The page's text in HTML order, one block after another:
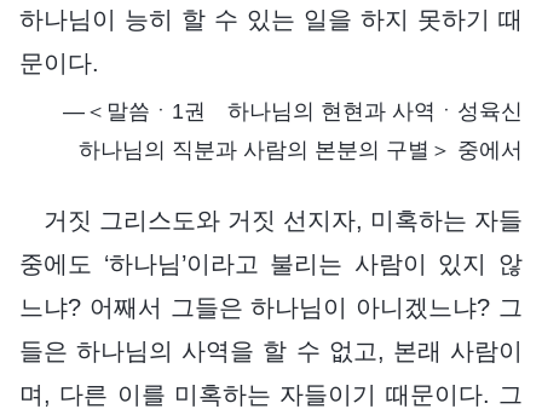
하나님이 능히 할 수 있는 일을 하지 못하기 때
문이다.
―＜말씀ㆍ1권 하나님의 현현과 사역ㆍ성육신
하나님의 직분과 사람의 본분의 구별＞ 중에서
거짓 그리스도와 거짓 선지자, 미혹하는 자들
중에도 ‘하나님’이라고 불리는 사람이 있지 않
느냐? 어째서 그들은 하나님이 아니겠느냐? 그
들은 하나님의 사역을 할 수 없고, 본래 사람이
며, 다른 이를 미혹하는 자들이기 때문이다. 그